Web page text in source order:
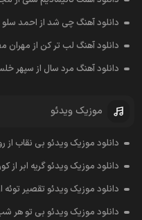
دانلود آهنگ چی شد از احمد سلو
دانلود آهنگ لب تر کن از
دانلود آهنگ مرد سال از سپهر
موزیک ویدئو
دانلود موزیک ویدئو بی نقاب از
دانلود موزیک ویدئو گریه ابر از
دانلود موزیک ویدئو تقصیر توئه
دانلود موزیک ویدئو بی تو هر